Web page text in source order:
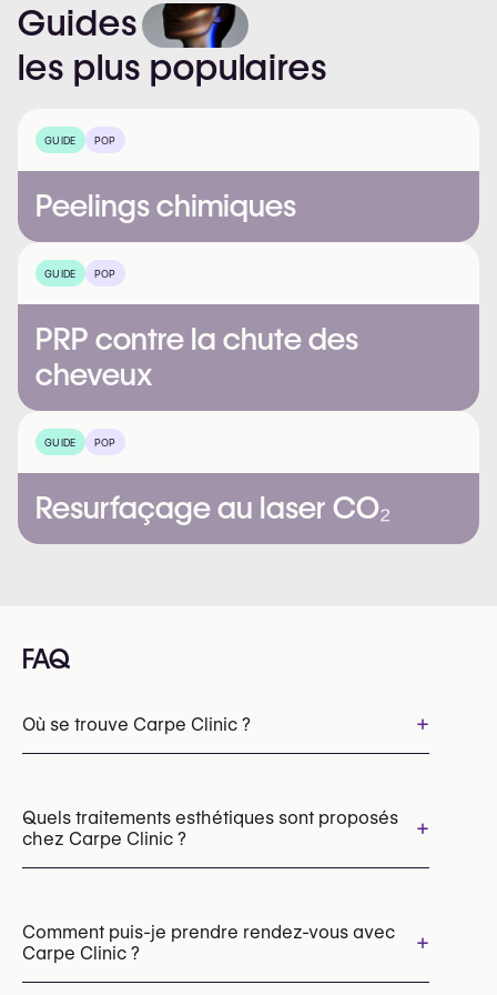
Guides
les plus populaires
GUIDE POP
Peelings chimiques
GUIDE POP
PRP contre la chute des
cheveux
GUIDE POP
Resurfaçage au laser CO₂
FAQ
Où se trouve Carpe Clinic ? +
Quels traitements esthétiques sont proposés
chez Carpe Clinic ?
+
Injections d’acide hyaluronique pour les lèvres
Augmentation des pommettes avec l'acide hyaluronique
Comment puis-je prendre rendez-vous avec
Carpe Clinic ?
+